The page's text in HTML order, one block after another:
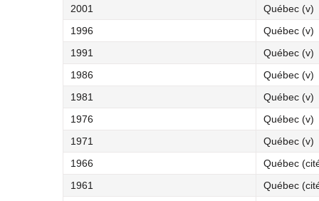
2001
Québec (v)
1996
Québec (v)
1991
Québec (v)
1986
Québec (v)
1981
Québec (v)
1976
Québec (v)
1971
Québec (v)
1966
Québec
1961
Québec